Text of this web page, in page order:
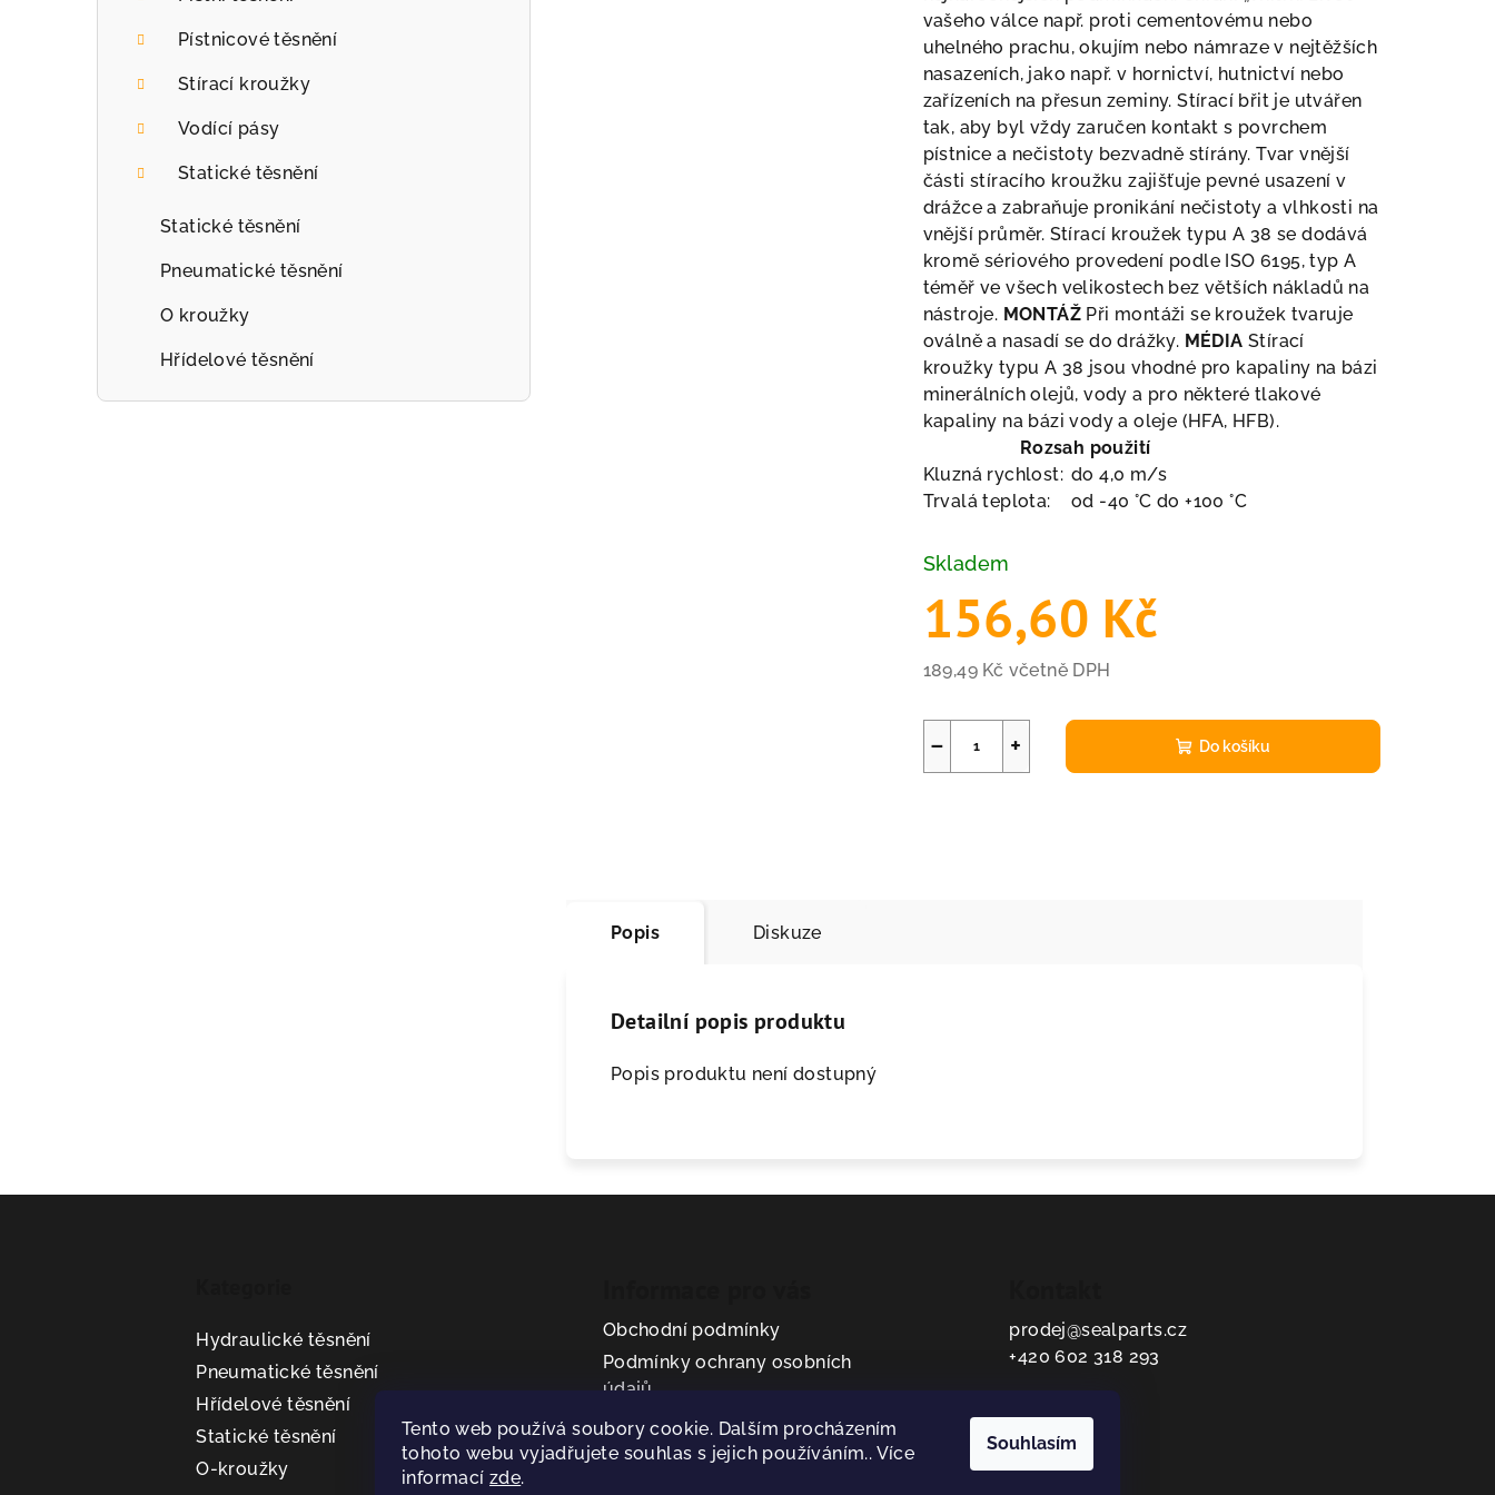
Tento web používá soubory cookie. Dalším procházením
tohoto webu vyjadřujete souhlas s jejich používáním.. Více
informacízde.
Souhlasím
l
Pístnicové těsnění
Stírací kroužky
Vodící pásy
Statické těsnění
Statické těsnění
Pneumatické těsnění
O kroužky
Hřídelové těsnění
vašeho válce např. proti cementovému nebo
uhelného prachu, okujím nebo námraze v nejtěžších
nasazeních, jako např. v hornictví, hutnictví nebo
zařízeních na přesun zeminy. Stírací břit je utvářen
tak, aby byl vždy zaručen kontakt s povrchem
pístnice a nečistoty bezvadně stírány. Tvar vnější
části stíracího kroužku zajišťuje pevné usazení v
drážce a zabraňuje pronikání nečistoty a vlhkosti na
vnější průměr. Stírací kroužek typu A 38 se dodává
kromě sériového provedení podle ISO 6195, typ A
téměř ve všech velikostech bez větších nákladů na
nástroje. MONTÁŽ Při montáži se kroužek tvaruje
oválně a nasadí se do drážky. MÉDIA Stírací
kroužky typu A 38 jsou vhodné pro kapaliny na bázi
minerálních olejů, vody a pro některé tlakové
kapaliny na bázi vody a oleje (HFA, HFB).
Rozsah použití
Kluzná rychlost: do 4,0 m/s
Trvalá teplota:
od -40 °C do +100 °C
Skladem
156,60 Kč
189,49 Kč včetně DPH
cena:
+
− Do košíku
Popis Diskuze
Detailní popis produktu
Popis produktu není dostupný
Hydraulické těsnění
Pneumatické těsnění
Hřídelové těsnění
Statické těsnění
O-kroužky
Obchodní podmínky
Podmínky ochrany osobních
údajů
prodej@sealparts.cz
+420 602 318 293